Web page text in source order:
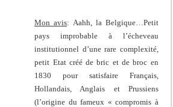
Mon avis: Aahh, la Belgique…Petit
pays improbable à l’écheveau
institutionnel d’une rare complexité,
petit Etat créé de bric et de broc en
1830 pour satisfaire Français,
Hollandais, Anglais et Prussiens
(l’origine du fameux « compromis à